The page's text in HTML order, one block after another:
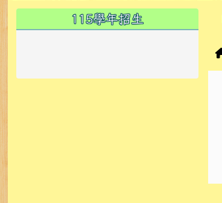
左邊區域內容
115學年招生
頁尾區域